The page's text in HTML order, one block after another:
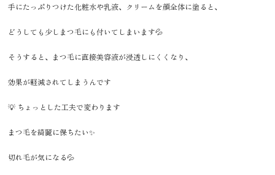
手にたっぷりつけた化粧水や乳液、クリームを顔全体に塗ると、
どうしても少しまつ毛にも付いてしまいます💦
そうすると、まつ毛に直接美容液が浸透しにくくなり、
効果が軽減されてしまうんです
💡 ちょっとした工夫で変わります
まつ毛を綺麗に保ちたい✨
切れ毛が気になる💦